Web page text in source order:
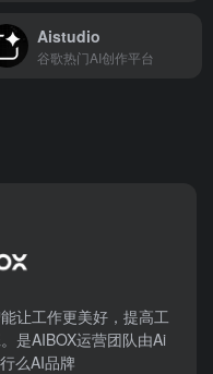
Aistudio
谷歌热门AI创作平台
让工作更美好，提高工
是AIBOX运营团队由Ai
么AI品牌